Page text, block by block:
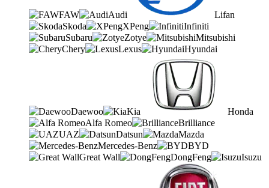
FAW Audi
Lifan
Skoda
XPeng
Infiniti
Subaru
Zotye
Mitsubishi
Chery
Lexus Hyundai
Daewoo Kia
Honda
Alfa Romeo
Brilliance
UAZ
Datsun
Mazda
Mercedes-Benz
BYD
Great Wall
DongFeng Isuzu